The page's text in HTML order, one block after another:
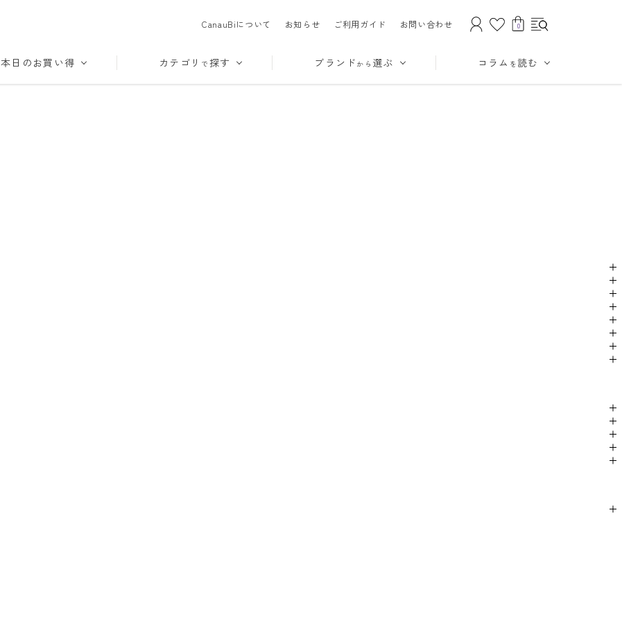
CanauBiについて お知らせ ご利用ガイド お問い合わせ 0
本日のお買い得 カテゴリ で探す ブランド から 選ぶ コラム を読む